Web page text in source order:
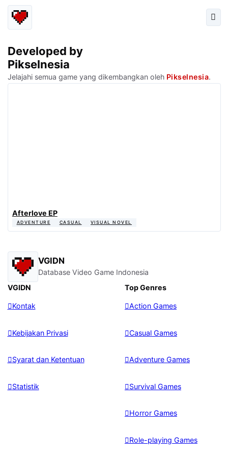
Developed by
Pikselnesia
Jelajahi semua game yang dikembangkan oleh Pikselnesia.
Afterlove EP
ADVENTURE CASUAL VISUAL NOVEL
VGIDN
Database Video Game Indonesia
VGIDN
Kontak
Kebijakan Privasi
Syarat dan Ketentuan
Statistik
Top Genres
Action Games
Casual Games
Adventure Games
Survival Games
Horror Games
Role-playing Games